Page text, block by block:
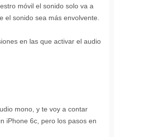
móvil el sonido solo va a
el sonido sea más envolvente.
en las que activar el audio
mono, y te voy a contar
iPhone 6c, pero los pasos en